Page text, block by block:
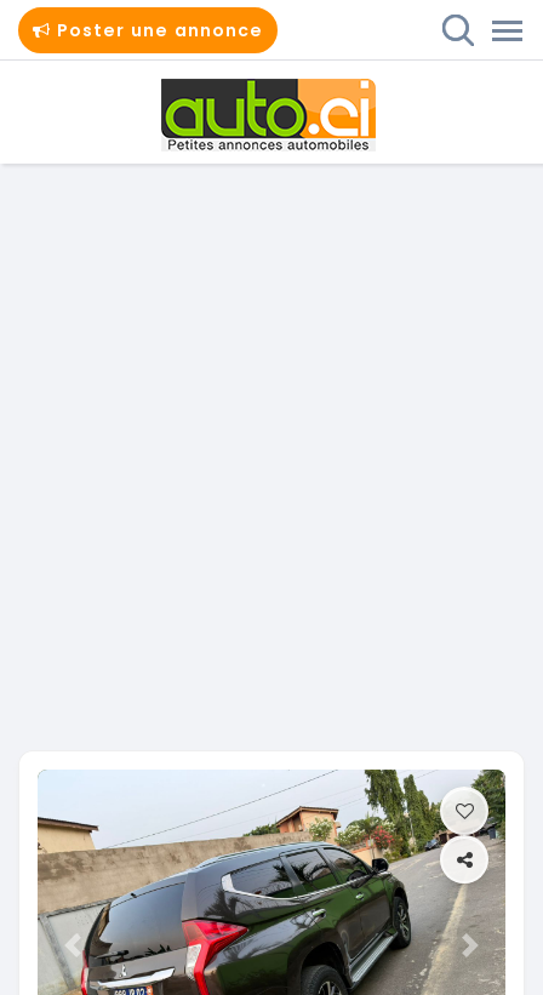
Poster une annonce
Previous Next